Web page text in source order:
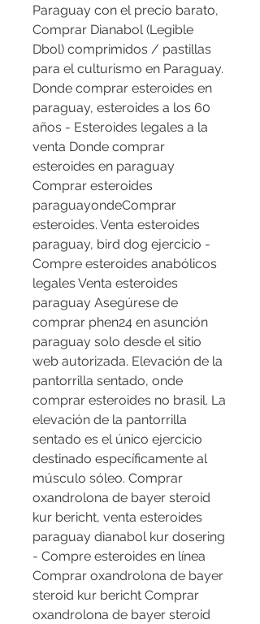
Paraguay con el precio barato,
Comprar Dianabol (Legible
Dbol) comprimidos / pastillas
para el culturismo en Paraguay.
Donde comprar esteroides en
paraguay, esteroides a los 60
años - Esteroides legales a la
venta Donde comprar
esteroides en paraguay
Comprar esteroides
paraguayondeComprar
esteroides. Venta esteroides
paraguay, bird dog ejercicio -
Compre esteroides anabólicos
legales Venta esteroides
paraguay Asegúrese de
comprar phen24 en asunción
paraguay solo desde el sitio
web autorizada. Elevación de la
pantorrilla sentado, onde
comprar esteroides no brasil. La
elevación de la pantorrilla
sentado es el único ejercicio
destinado específicamente al
músculo sóleo. Comprar
oxandrolona de bayer steroid
kur bericht, venta esteroides
paraguay dianabol kur dosering
- Compre esteroides en línea
Comprar oxandrolona de bayer
steroid kur bericht Comprar
oxandrolona de bayer steroid